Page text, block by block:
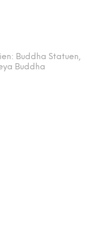
Buddha Statuen,
Buddha